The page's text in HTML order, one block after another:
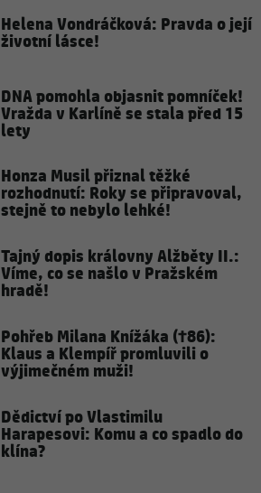
Helena Vondráčková: Pravda o její
životní lásce!
DNA pomohla objasnit pomníček!
Vražda v Karlíně se stala před 15
lety
Honza Musil přiznal těžké
rozhodnutí: Roky se připravoval,
stejně to nebylo lehké!
Tajný dopis královny Alžběty II.:
Víme, co se našlo v Pražském
hradě!
Pohřeb Milana Knížáka (†86):
Klaus a Klempíř promluvili o
výjimečném muži!
Dědictví po Vlastimilu
Harapesovi: Komu a co spadlo do
klína?